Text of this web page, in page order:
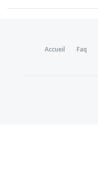
Accueil Faq